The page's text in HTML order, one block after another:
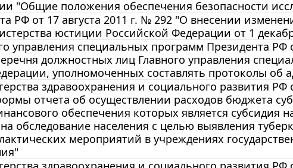
"Общие положения обеспечения безопасности
РФ от 17 августа 2011 г. № 292 "О внесении
юстиции Российской Федерации от 1
управления специальных программ Президента
должностных лиц Главного управления
уполномоченных составлять протоколы об
здравоохранения и социального развития РФ
отчета об осуществлении расходов бюджета
обеспечения которых является субсидия
обследование населения с целью выявления
мероприятий в учреждениях